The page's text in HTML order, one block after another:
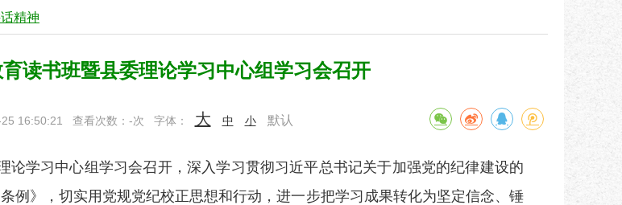
精神
读书班暨县委理论学习中心组学习会召开
16:50:21 查看次数： -次 字体： 大 中 小 默认
学习中心组学习会召开，深入学习贯彻习近平总书记关于加强党的纪律建设的
例》，切实用党规党纪校正思想和行动，进一步把学习成果转化为坚定信念、锤